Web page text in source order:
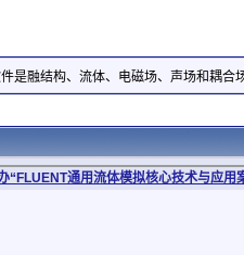
是融结构、流体、电磁场、声场和耦合
“FLUENT通用流体模拟核心技术与应用